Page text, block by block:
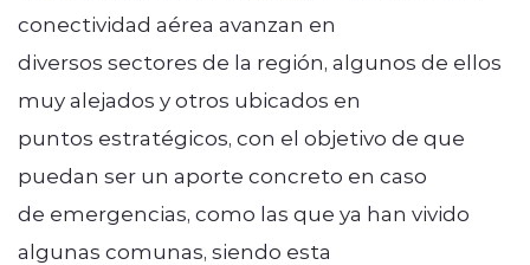
conectividad aérea avanzan en
diversos sectores de la región, algunos de ellos
muy alejados y otros ubicados en
puntos estratégicos, con el objetivo de que
puedan ser un aporte concreto en caso
de emergencias, como las que ya han vivido
algunas comunas, siendo esta